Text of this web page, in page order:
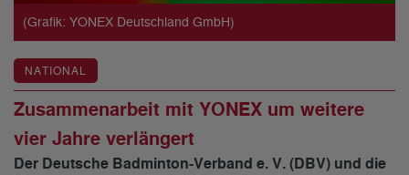
(Grafik: YONEX Deutschland GmbH)
NATIONAL
Zusammenarbeit mit YONEX um weitere
vier Jahre verlängert
Der Deutsche Badminton-Verband e. V. (DBV) und die